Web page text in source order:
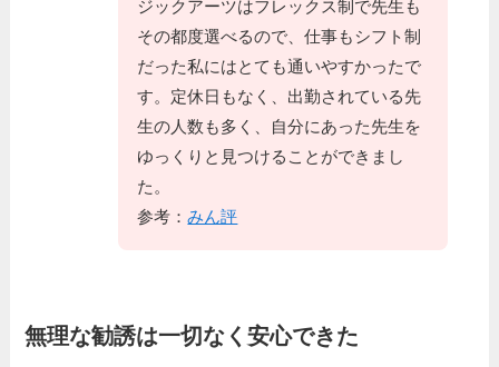
ジックアーツはフレックス制で先生も
その都度選べるので、仕事もシフト制
だった私にはとても通いやすかったで
す。定休日もなく、出勤されている先
生の人数も多く、自分にあった先生を
ゆっくりと見つけることができまし
た。
参考：みん評
無理な勧誘は一切なく安心できた